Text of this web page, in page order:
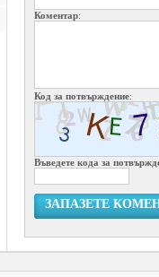
Коментар:
Код за потвърждение:
Въведете кода за
ЗАПАЗЕТЕ